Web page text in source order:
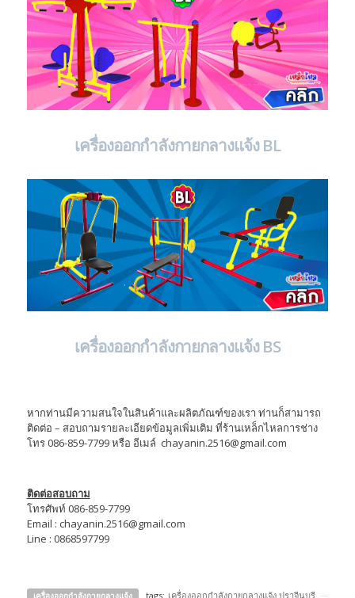
เครื่องออกกำลังกายกลางแจ้ง BL
เครื่องออกกำลังกายกลางแจ้ง BS
หากท่านมีความสนใจในสินค้าและผลิตภัณฑ์ของเรา ท่านก็สามารถ
ติดต่อ – สอบถามรายละเอียดข้อมูลเพิ่มเติม ที่ร้านเหล็กไหลการช่าง
โทร 086-859-7799 หรือ อีเมล์ chayanin.2516@gmail.com
ติดต่อสอบถาม
โทรศัพท์ 086-859-7799
Email : chayanin.2516@gmail.com
Line : 0868597799
เครื่องออกกำลังกายกลางแจ้ง tags: เครื่องออกกําลังกายกลางแจ้ง ปราจีนบุรี